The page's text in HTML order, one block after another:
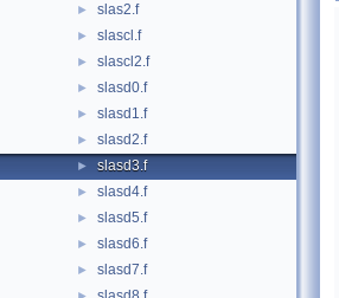
► slas2.f
► slascl.f
► slascl2.f
► slasd0.f
► slasd1.f
► slasd2.f
► slasd3.f
► slasd4.f
► slasd5.f
► slasd6.f
► slasd7.f